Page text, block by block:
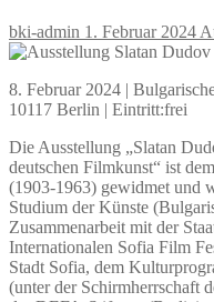
bki-admin 1. Februar 2024
8. Februar 2024 |
10117 Berlin | Eintritt:frei
Die Ausstellung „Slatan
deutschen Filmkunst“ ist
(1903-1963) gewidmet und
Studium der Künste
Zusammenarbeit mit der
Internationalen Sofia Film
Stadt Sofia, dem
(unter der Schirmherrschaft